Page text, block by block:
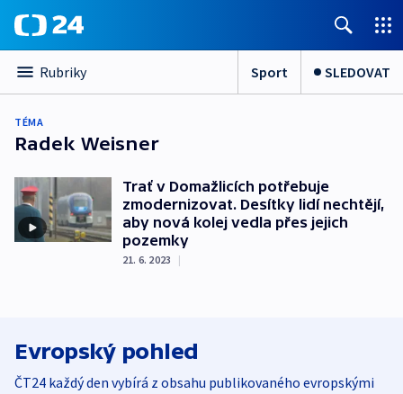
Rubriky Sport SLEDOVAT
TÉMA
Radek Weisner
Trať v Domažlicích potřebuje
zmodernizovat. Desítky lidí nechtějí,
aby nová kolej vedla přes jejich
pozemky
21. 6. 2023 |
Evropský pohled
ČT24 každý den vybírá z obsahu publikovaného evropskými